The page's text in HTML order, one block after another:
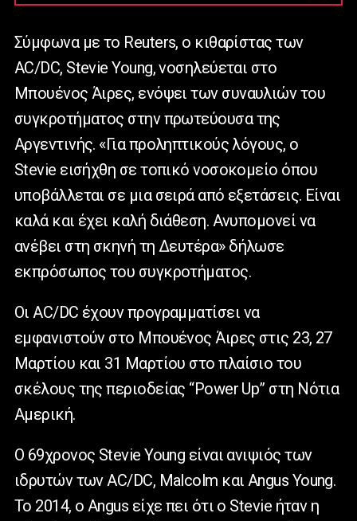
Σύμφωνα με το Reuters, ο κιθαρίστας των
AC/DC, Stevie Young, νοσηλεύεται στο
Μπουένος Άιρες, ενόψει των συναυλιών του
συγκροτήματος στην πρωτεύουσα της
Αργεντινής. «Για προληπτικούς λόγους, ο
Stevie εισήχθη σε τοπικό νοσοκομείο όπου
υποβάλλεται σε μια σειρά από εξετάσεις. Είναι
καλά και έχει καλή διάθεση. Ανυπομονεί να
ανέβει στη σκηνή τη Δευτέρα» δήλωσε
εκπρόσωπος του συγκροτήματος.
Οι AC/DC έχουν προγραμματίσει να
εμφανιστούν στο Μπουένος Άιρες στις 23, 27
Μαρτίου και 31 Μαρτίου στο πλαίσιο του
σκέλους της περιοδείας “Power Up” στη Νότια
Αμερική.
Ο 69χρονος Stevie Young είναι ανιψιός των
ιδρυτών των AC/DC, Malcolm και Angus Young.
Το 2014, ο Angus είχε πει ότι ο Stevie ήταν η